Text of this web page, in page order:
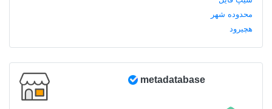
metadatabase